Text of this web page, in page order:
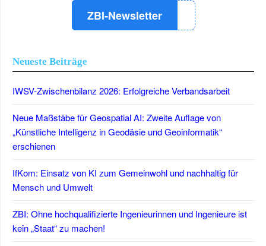
ZBI-Newsletter
Neueste Beiträge
IWSV-Zwischenbilanz 2026: Erfolgreiche Verbandsarbeit
Neue Maßstäbe für Geospatial AI: Zweite Auflage von
„Künstliche Intelligenz in Geodäsie und Geoinformatik“
erschienen
IfKom: Einsatz von KI zum Gemeinwohl und nachhaltig für
Mensch und Umwelt
ZBI: Ohne hochqualifizierte Ingenieurinnen und Ingenieure ist
kein „Staat“ zu machen!